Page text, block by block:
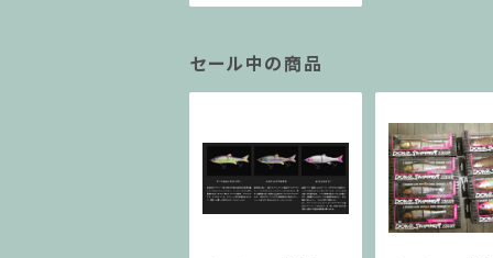
セール中の商品